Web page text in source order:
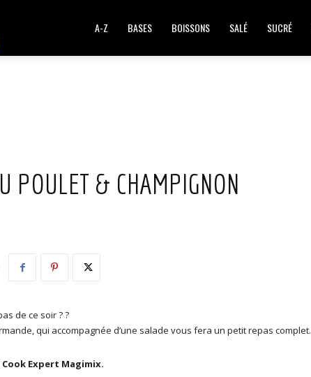
A-Z BASES BOISSONS SALÉ SUCRÉ
POULET & CHAMPIGNON
de ce soir ? ?
qui accompagnée d’une salade vous fera un petit repas complet.
Expert Magimix.